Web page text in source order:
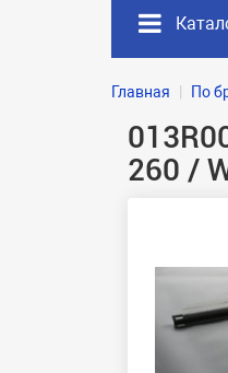
Главная По
260 /